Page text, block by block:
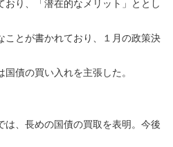
おり、「潜在的なメリット」ととし
ことが書かれており、１月の政策決
債の買い入れを主張した。
、長めの国債の買取を表明。今後